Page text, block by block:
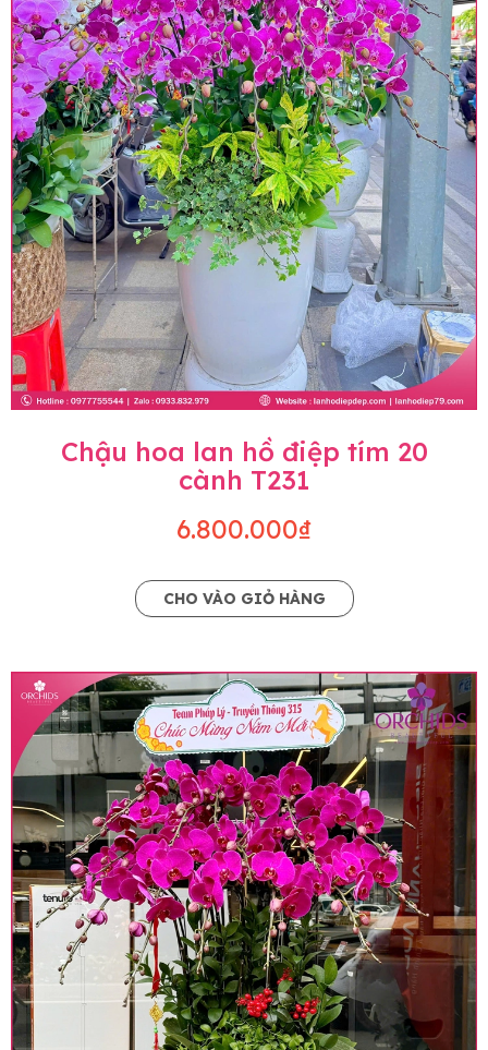
Chậu hoa lan hồ điệp tím 20
cành T231
6.800.000₫
CHO VÀO GIỎ HÀNG